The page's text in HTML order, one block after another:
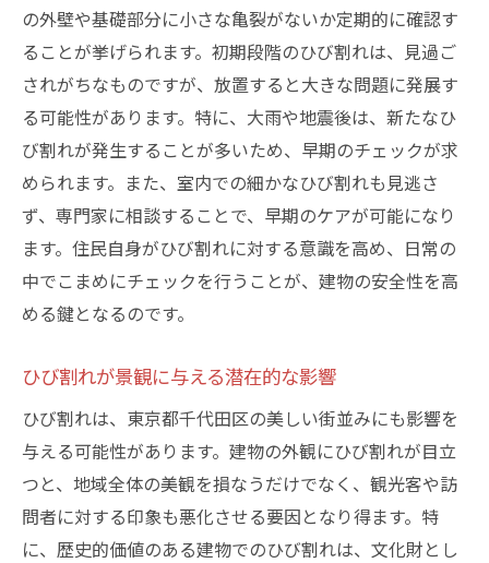
の外壁や基礎部分に小さな亀裂がないか定期的に確認す
ることが挙げられます。初期段階のひび割れは、見過ご
されがちなものですが、放置すると大きな問題に発展す
る可能性があります。特に、大雨や地震後は、新たなひ
び割れが発生することが多いため、早期のチェックが求
められます。また、室内での細かなひび割れも見逃さ
ず、専門家に相談することで、早期のケアが可能になり
ます。住民自身がひび割れに対する意識を高め、日常の
中でこまめにチェックを行うことが、建物の安全性を高
める鍵となるのです。
ひび割れが景観に与える潜在的な影響
ひび割れは、東京都千代田区の美しい街並みにも影響を
与える可能性があります。建物の外観にひび割れが目立
つと、地域全体の美観を損なうだけでなく、観光客や訪
問者に対する印象も悪化させる要因となり得ます。特
に、歴史的価値のある建物でのひび割れは、文化財とし